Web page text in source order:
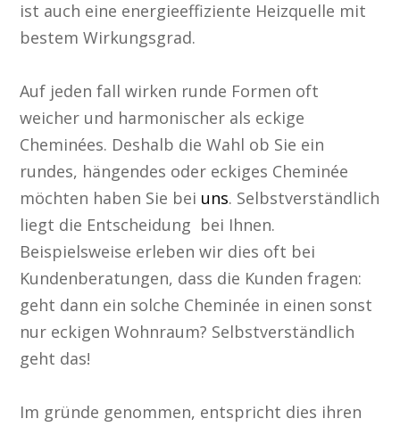
ist auch eine energieeffiziente Heizquelle mit
bestem Wirkungsgrad.
Auf jeden fall wirken runde Formen oft
weicher und harmonischer als eckige
Cheminées. Deshalb die Wahl ob Sie ein
rundes, hängendes oder eckiges Cheminée
möchten haben Sie bei uns. Selbstverständlich
liegt die Entscheidung bei Ihnen.
Beispielsweise erleben wir dies oft bei
Kundenberatungen, dass die Kunden fragen:
geht dann ein solche Cheminée in einen sonst
nur eckigen Wohnraum? Selbstverständlich
geht das!
Im gründe genommen, entspricht dies ihren